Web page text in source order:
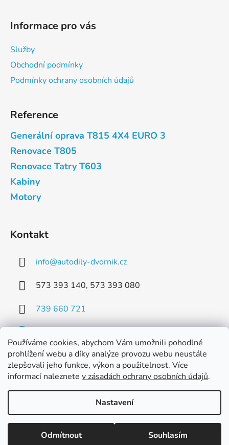
Používáme cookies, abychom Vám umožnili pohodlné
prohlížení webu a díky analýze provozu webu neustále
zlepšovali jeho funkce, výkon a použitelnost. Více
informací naleznete v zásadách ochrany osobních údajů.
Nastavení
Odmítnout Souhlasím
Informace pro vás
Služby
Obchodní podmínky
Podmínky ochrany osobních údajů
Reference
Generální oprava T815 4X4 EURO 3
Renovace T805
Renovace Tatry T603
Kabiny
Motory
Kontakt
info@autodily-dvornik.cz
573 393 140, 573 393 080
739 660 721
Facebook
Vytvořil Shoptet
Copyright 2026Dvorník AUTODÍLY s.r.o.. Všechna